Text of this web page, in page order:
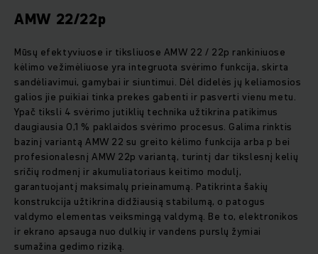
AMW 22/22p
Mūsų efektyviuose ir tiksliuose AMW 22 / 22p rankiniuose
kėlimo vežimėliuose yra integruota svėrimo funkcija, skirta
sandėliavimui, gamybai ir siuntimui. Dėl didelės jų keliamosios
galios jie puikiai tinka prekes gabenti ir pasverti vienu metu.
Ypač tiksli 4 svėrimo jutiklių technika užtikrina patikimus
daugiausia 0,1 % paklaidos svėrimo procesus. Galima rinktis
bazinį variantą AMW 22 su greito kėlimo funkcija arba p bei
profesionalesnį AMW 22p variantą, turintį dar tikslesnį kelių
sričių rodmenį ir akumuliatoriaus keitimo modulį,
garantuojantį maksimalų prieinamumą. Patikrinta šakių
konstrukcija užtikrina didžiausią stabilumą, o patogus
valdymo elementas veiksmingą valdymą. Be to, elektronikos
ir ekrano apsauga nuo dulkių ir vandens purslų žymiai
sumažina gedimo riziką.